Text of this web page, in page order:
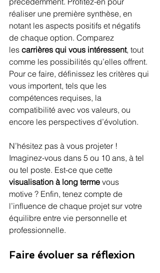
réaliser une première synthèse, en
notant les aspects positifs et négatifs
de chaque option. Comparez
les carrières qui vous intéressent, tout
comme les possibilités qu’elles offrent.
Pour ce faire, définissez les critères qui
vous importent, tels que les
compétences requises, la
compatibilité avec vos valeurs, ou
encore les perspectives d’évolution.
N’hésitez pas à vous projeter !
Imaginez-vous dans 5 ou 10 ans, à tel
ou tel poste. Est-ce que cette
visualisation à long terme vous
motive ? Enfin, tenez compte de
l’influence de chaque projet sur votre
équilibre entre vie personnelle et
professionnelle.
Faire évoluer sa réflexion